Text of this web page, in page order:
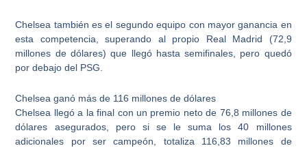
Chelsea también es el segundo equipo con mayor ganancia en
esta competencia, superando al propio Real Madrid (72,9
millones de dólares) que llegó hasta semifinales, pero quedó
por debajo del PSG.
Chelsea ganó más de 116 millones de dólares
Chelsea llegó a la final con un premio neto de 76,8 millones de
dólares asegurados, pero si se le suma los 40 millones
adicionales por ser campeón, totaliza 116,83 millones de